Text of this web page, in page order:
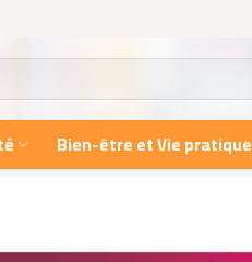
Bien-être et Vie pratique